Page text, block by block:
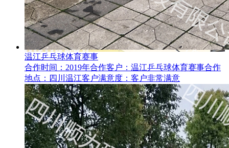
温江乒乓球体育赛事
合作时间：2019年合作客户：温江乒乓球体育赛事合作
地点：四川温江客户满意度：客户非常满意